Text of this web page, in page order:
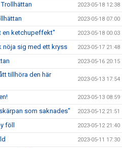
2023-05-18 12:38
2023-05-18 07:00
en ketchupeffekt" 2023-05-18 00:03
nöja sig med ett kryss 2023-05-17 21:48
2023-05-16 20:15
tillhöra den här
2023-05-13 17:54
2023-05-13 08:59
som saknades" 2023-05-12 21:51
föll 2023-05-12 21:40
2023-05-11 17:30